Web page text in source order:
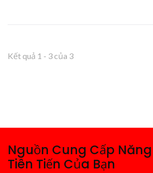
Kết quả 1 - 3 của 3
Nguồn Cung Cấp
Tiên Tiến Của Bạn